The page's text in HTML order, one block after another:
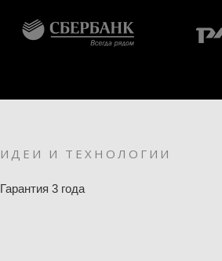
ИДЕИ И ТЕХНОЛОГИИ
Гарантия 3 года